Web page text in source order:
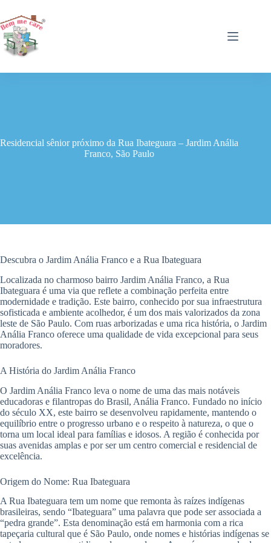
para
o
conteúdo
Residencial sênior próximo da Rua Ibateguara – Jardim Anália
Franco, São Paulo
Descubra o Jardim Anália Franco e a Rua Ibateguara
Localizada no charmoso bairro Jardim Anália Franco, a Rua
Ibateguara é uma via que reflete a combinação perfeita entre
modernidade e tradição. Este bairro, conhecido por sua infraestrutura
sofisticada e ambiente acolhedor, é um dos mais valorizados da zona
leste de São Paulo. Com ruas arborizadas e uma rica história, o Jardim
Anália Franco oferece uma qualidade de vida excepcional para seus
moradores.
A História do Jardim Anália Franco
O Jardim Anália Franco leva o nome de uma das mais notáveis
educadoras e filantropas do Brasil, Anália Franco. Fundado no início
do século XX, este bairro se desenvolveu rapidamente, mantendo o
equilíbrio entre o progresso urbano e o respeito à natureza, o que o
torna um local ideal para famílias e idosos. A região é conhecida por
suas avenidas amplas e por ser um centro comercial e residencial de
excelência.
Origem do Nome: Rua Ibateguara
A Rua Ibateguara tem um nome que remonta às raízes indígenas
brasileiras, sendo “Ibateguara” uma palavra que pode ser associada a
“pedra grande”. Esta denominação está em harmonia com a rica
tapeçaria cultural que é São Paulo, onde nomes e histórias indígenas se